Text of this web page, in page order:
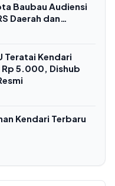
Baubau Audiensi
Daerah dan
Teratai Kendari
5.000, Dishub
Kendari Terbaru